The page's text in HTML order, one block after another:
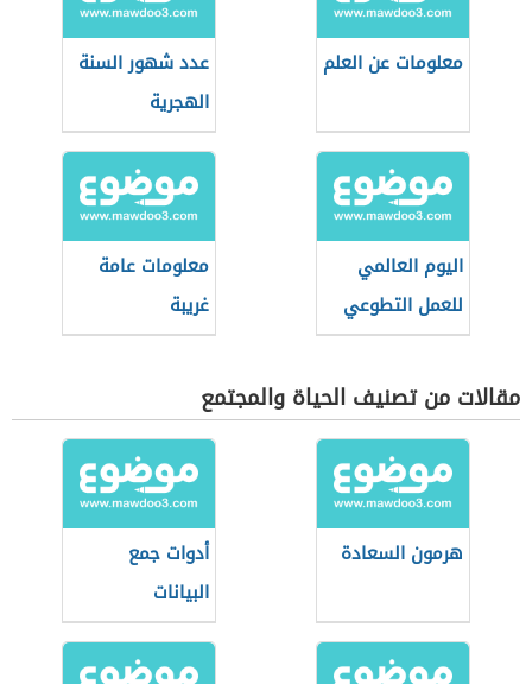
معلومات عن العلم
عدد شهور السنة
الهجرية
اليوم العالمي
للعمل التطوعي
معلومات عامة
غريبة
مقالات من تصنيف الحياة والمجتمع
هرمون السعادة
أدوات جمع
البيانات